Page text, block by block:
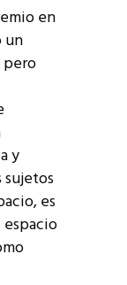
en
un
y
es